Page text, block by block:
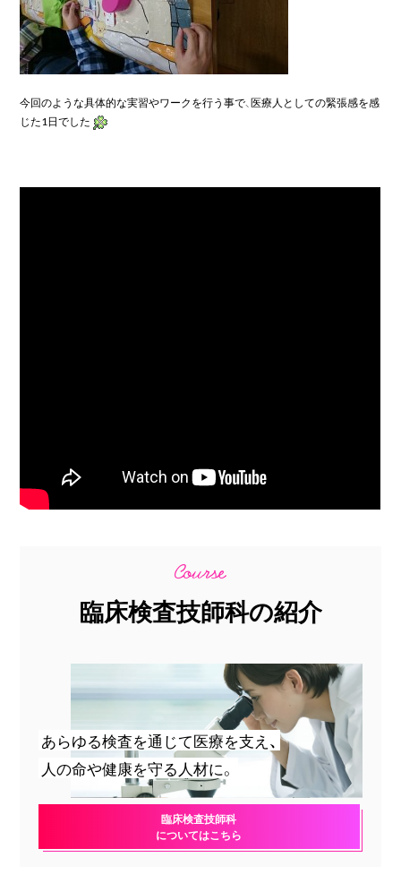
今回のような具体的な実習やワークを行う事で、医療人としての緊張感を感
じた1日でした
臨床検査技師科の紹介
あらゆる検査を通じて医療を支え、
人の命や健康を守る人材に。
臨床検査技師科
についてはこちら